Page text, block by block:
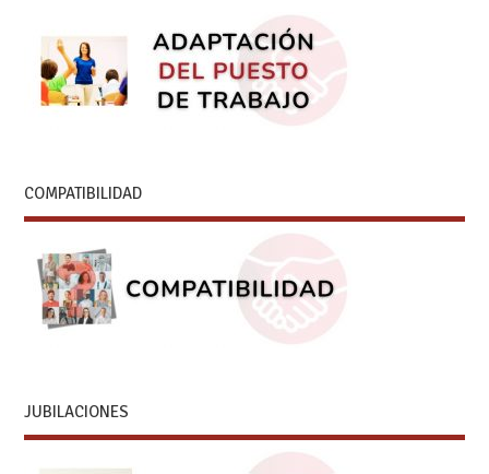
COMPATIBILIDAD
JUBILACIONES